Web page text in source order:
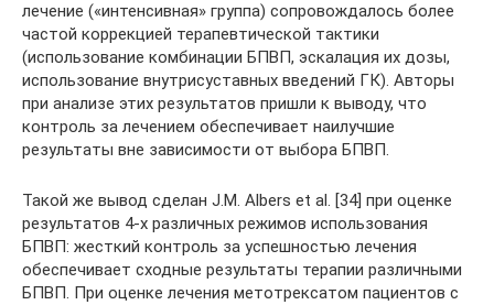
лечение («интенсивная» группа) сопровождалось более
частой коррекцией терапевтической тактики
(использование комбинации БПВП, эскалация их дозы,
использование внутрисуставных введений ГК). Авторы
при анализе этих результатов пришли к выводу, что
контроль за лечением обеспечивает наилучшие
результаты вне зависимости от выбора БПВП.
Такой же вывод сделан J.M. Albers et al. [34] при оценке
результатов 4-х различных режимов использования
БПВП: жесткий контроль за успешностью лечения
обеспечивает сходные результаты терапии различными
БПВП. При оценке лечения метотрексатом пациентов с